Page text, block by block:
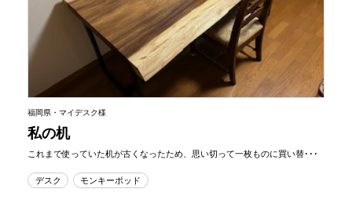
福岡県・マイデスク様
私の机
これまで使っていた机が古くなったため、思い切って一枚ものに買い替･･･
デスク モンキーポッド